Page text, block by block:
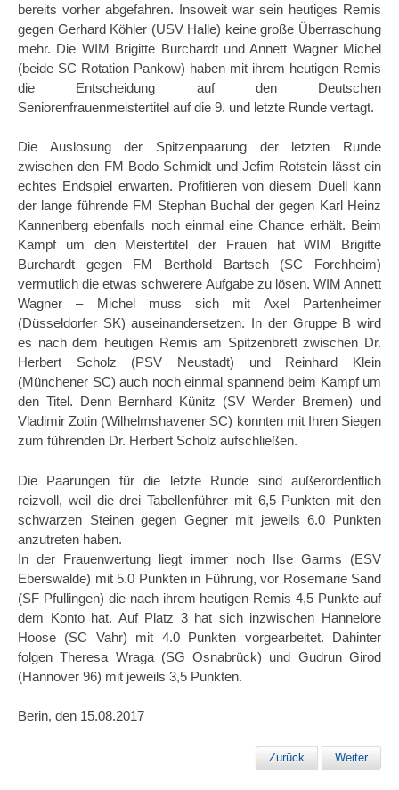
bereits vorher abgefahren. Insoweit war sein heutiges Remis
gegen Gerhard Köhler (USV Halle) keine große Überraschung
mehr. Die WIM Brigitte Burchardt und Annett Wagner Michel
(beide SC Rotation Pankow) haben mit ihrem heutigen Remis
die Entscheidung auf den Deutschen
Seniorenfrauenmeistertitel auf die 9. und letzte Runde vertagt.
Die Auslosung der Spitzenpaarung der letzten Runde
zwischen den FM Bodo Schmidt und Jefim Rotstein lässt ein
echtes Endspiel erwarten. Profitieren von diesem Duell kann
der lange führende FM Stephan Buchal der gegen Karl Heinz
Kannenberg ebenfalls noch einmal eine Chance erhält. Beim
Kampf um den Meistertitel der Frauen hat WIM Brigitte
Burchardt gegen FM Berthold Bartsch (SC Forchheim)
vermutlich die etwas schwerere Aufgabe zu lösen. WIM Annett
Wagner – Michel muss sich mit Axel Partenheimer
(Düsseldorfer SK) auseinandersetzen. In der Gruppe B wird
es nach dem heutigen Remis am Spitzenbrett zwischen Dr.
Herbert Scholz (PSV Neustadt) und Reinhard Klein
(Münchener SC) auch noch einmal spannend beim Kampf um
den Titel. Denn Bernhard Künitz (SV Werder Bremen) und
Vladimir Zotin (Wilhelmshavener SC) konnten mit Ihren Siegen
zum führenden Dr. Herbert Scholz aufschließen.
Die Paarungen für die letzte Runde sind außerordentlich
reizvoll, weil die drei Tabellenführer mit 6,5 Punkten mit den
schwarzen Steinen gegen Gegner mit jeweils 6.0 Punkten
anzutreten haben.
In der Frauenwertung liegt immer noch Ilse Garms (ESV
Eberswalde) mit 5.0 Punkten in Führung, vor Rosemarie Sand
(SF Pfullingen) die nach ihrem heutigen Remis 4,5 Punkte auf
dem Konto hat. Auf Platz 3 hat sich inzwischen Hannelore
Hoose (SC Vahr) mit 4.0 Punkten vorgearbeitet. Dahinter
folgen Theresa Wraga (SG Osnabrück) und Gudrun Girod
(Hannover 96) mit jeweils 3,5 Punkten.
Berin, den 15.08.2017
Zurück Weiter